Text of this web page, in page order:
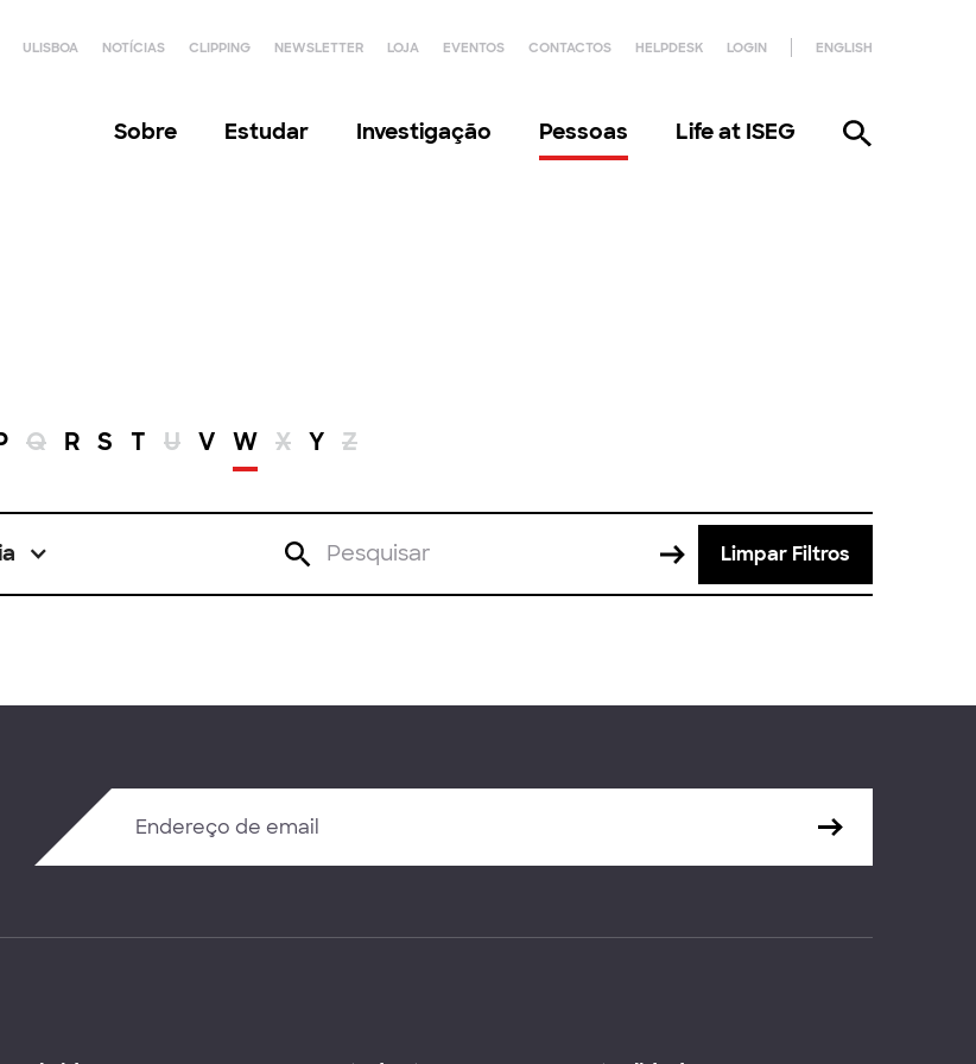
ULISBOA NOTÍCIAS CLIPPING NEWSLETTER LOJA EVENTOS CONTACTOS HELPDESK LOGIN ENGLISH
Sobre Estudar Investigação Pessoas Life at ISEG
Q R S T U V W X Y Z
Limpar Filtros